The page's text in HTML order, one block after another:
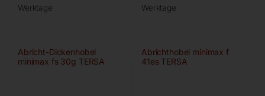
Werktage
Werktage
Abricht-Dickenhobel
minimax fs 30g TERSA
Abrichthobel minimax f
41es TERSA